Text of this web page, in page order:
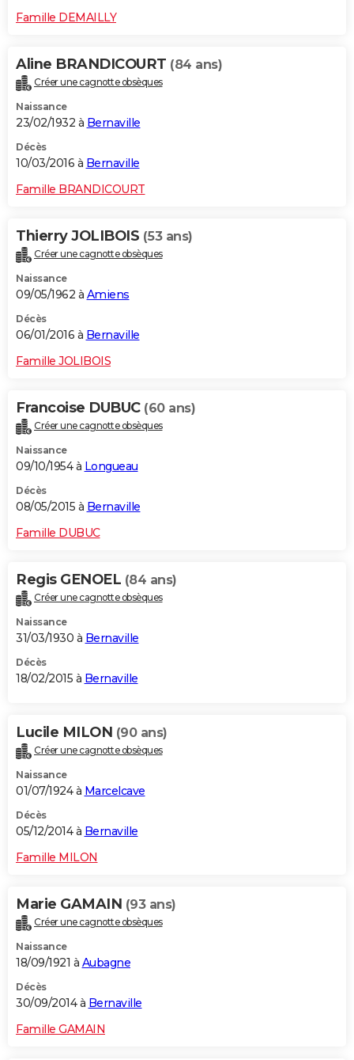
Famille DEMAILLY
Aline BRANDICOURT (84 ans)
Créer une cagnotte obsèques
Naissance
23/02/1932 à Bernaville
Décès
10/03/2016 à Bernaville
Famille BRANDICOURT
Thierry JOLIBOIS (53 ans)
Créer une cagnotte obsèques
Naissance
09/05/1962 à Amiens
Décès
06/01/2016 à Bernaville
Famille JOLIBOIS
Francoise DUBUC (60 ans)
Créer une cagnotte obsèques
Naissance
09/10/1954 à Longueau
Décès
08/05/2015 à Bernaville
Famille DUBUC
Regis GENOEL (84 ans)
Créer une cagnotte obsèques
Naissance
31/03/1930 à Bernaville
Décès
18/02/2015 à Bernaville
Lucile MILON (90 ans)
Créer une cagnotte obsèques
Naissance
01/07/1924 à Marcelcave
Décès
05/12/2014 à Bernaville
Famille MILON
Marie GAMAIN (93 ans)
Créer une cagnotte obsèques
Naissance
18/09/1921 à Aubagne
Décès
30/09/2014 à Bernaville
Famille GAMAIN